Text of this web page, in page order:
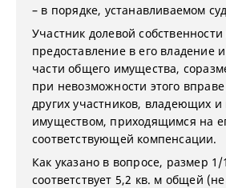
– в порядке, устанавливаемом
Участник долевой
предоставление в его владение
части общего имущества,
при невозможности этого
других участников, владеющих
имуществом, приходящимся на
соответствующей компенсации.
Как указано в вопросе, размер
соответствует 5,2 кв. м общей